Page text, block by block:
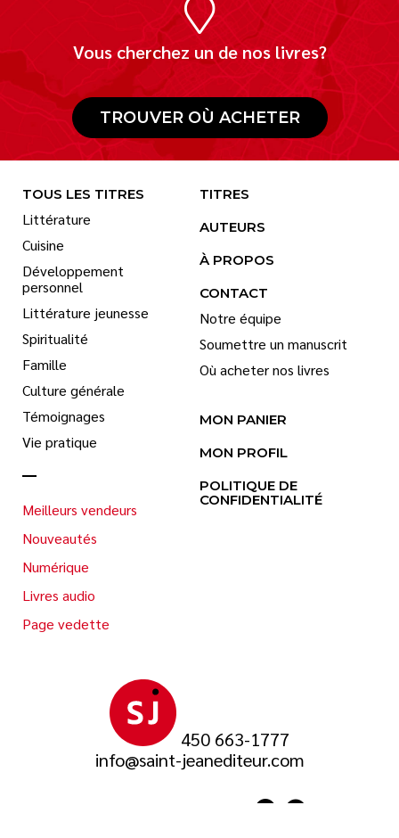
Vous cherchez un de nos livres?
TROUVER OÙ ACHETER
450 663-1777
info@saint-jeanediteur.com
TOUS LES TITRES
Littérature
Cuisine
Développement
personnel
Littérature jeunesse
Spiritualité
Famille
Culture générale
Témoignages
Vie pratique
Meilleurs vendeurs
Nouveautés
Numérique
Livres audio
Page vedette
TITRES
AUTEURS
À PROPOS
CONTACT
Notre équipe
Soumettre un manuscrit
Où acheter nos livres
MON PANIER
MON PROFIL
POLITIQUE DE
CONFIDENTIALITÉ